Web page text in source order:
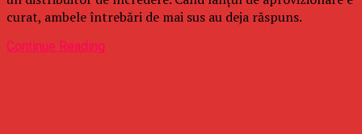
curat, ambele întrebări de mai sus au deja răspuns.
Continue Reading